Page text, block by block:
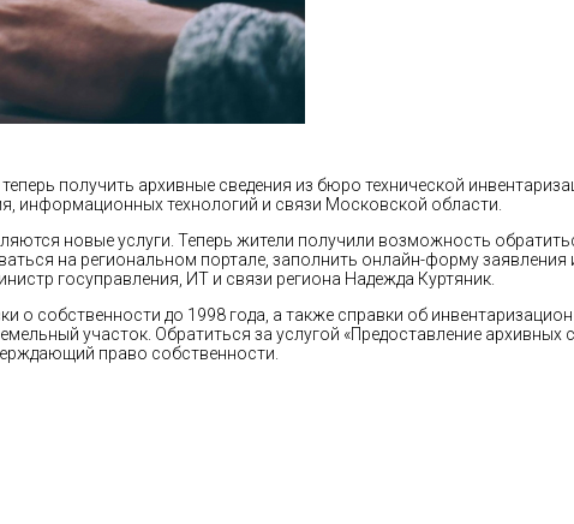
получить архивные сведения из бюро технической
информационных технологий и связи Московской области.
новые услуги. Теперь жители получили возможность
на региональном портале, заполнить онлайн-форму
госуправления, ИТ и связи региона Надежда Куртяник.
о собственности до 1998 года, а также справки об
участок. Обратиться за услугой «Предоставление архивных
право собственности.